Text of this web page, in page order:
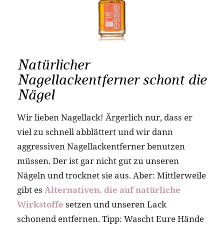
Natürlicher
Nagellackentferner schont die
Nägel
Wir lieben Nagellack! Ärgerlich nur, dass er
viel zu schnell abblättert und wir dann
aggressiven Nagellackentferner benutzen
müssen. Der ist gar nicht gut zu unseren
Nägeln und trocknet sie aus. Aber: Mittlerweile
gibt es Alternativen, die auf natürliche
Wirkstoffe setzen und unseren Lack
schonend entfernen. Tipp: Wascht Eure Hände